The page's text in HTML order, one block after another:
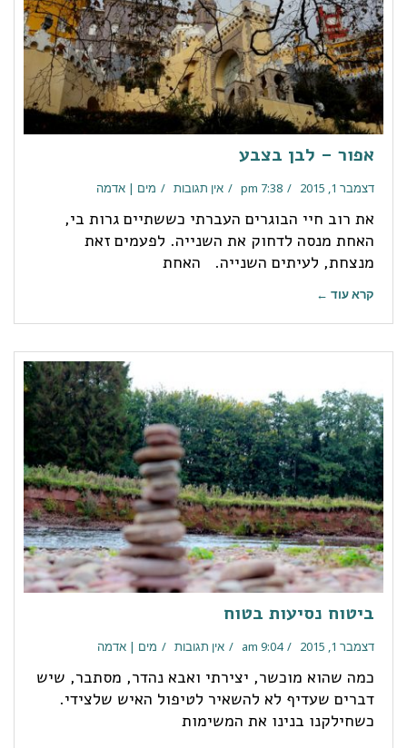
אפור – לבן בצבע
דצמבר 1, 2015 7:38 pm אין תגובות מים | אדמה
את רוב חיי הבוגרים העברתי כששתיים גרות בי,
האחת מנסה לדחוק את השנייה. לפעמים זאת
מנצחת, לעיתים השנייה. האחת
קרא עוד ←
ביטוח נסיעות בטוח
דצמבר 1, 2015 9:04 am אין תגובות מים | אדמה
כמה שהוא מוכשר, יצירתי ואבא נהדר, מסתבר, שיש
דברים שעדיף לא להשאיר לטיפול האיש שלצידי.
כשחילקנו בנינו את המשימות